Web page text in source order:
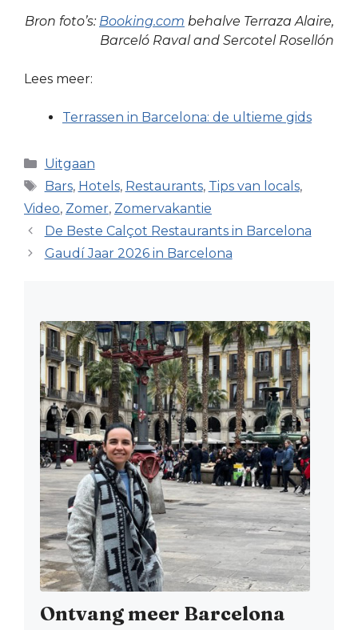
Bron foto’s: Booking.com behalve Terraza Alaire,
Barceló Raval and Sercotel Rosellón
Lees meer:
Terrassen in Barcelona: de ultieme gids
Categorieën
Uitgaan
Tags
Bars, Hotels, Restaurants, Tips van locals,
Video, Zomer, Zomervakantie
De Beste Calçot Restaurants in Barcelona
Gaudí Jaar 2026 in Barcelona
Ontvang meer Barcelona